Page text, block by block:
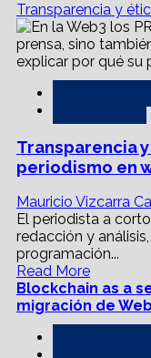
Transparencia y
Transparencia
periodismo en
Mauricio Vizcarra
El periodista a
redacción y
programación...
Read MoreRead
more
about
Blockchain as a
migración de